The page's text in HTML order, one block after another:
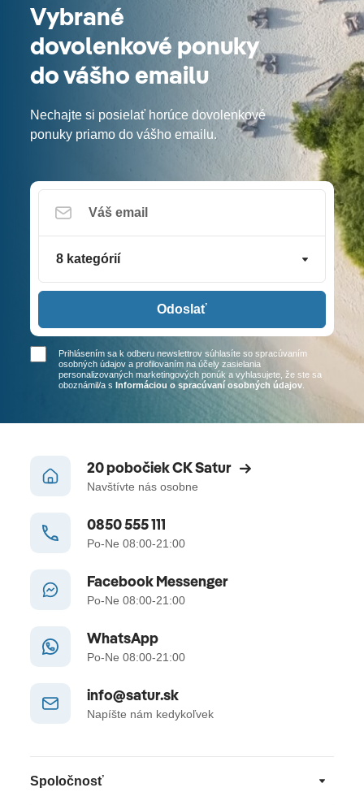
Vybrané
dovolenkové ponuky
do vášho emailu
Nechajte si posielať horúce dovolenkové
ponuky priamo do vášho emailu.
8 kategórií
Odoslať
Prihlásením sa k odberu newslettrov súhlasíte so spracúvaním
osobných údajov a profilovaním na účely zasielania
personalizovaných marketingových ponúk a vyhlasujete, že ste sa
oboznámil/a s Informáciou o spracúvaní osobných údajov
20 pobočiek CK Satur
Navštívte nás osobne
0850 555 111
Po-Ne 08:00-21:00
Facebook Messenger
Po-Ne 08:00-21:00
WhatsApp
Po-Ne 08:00-21:00
info@satur.sk
Napíšte nám kedykoľvek
Spoločnosť